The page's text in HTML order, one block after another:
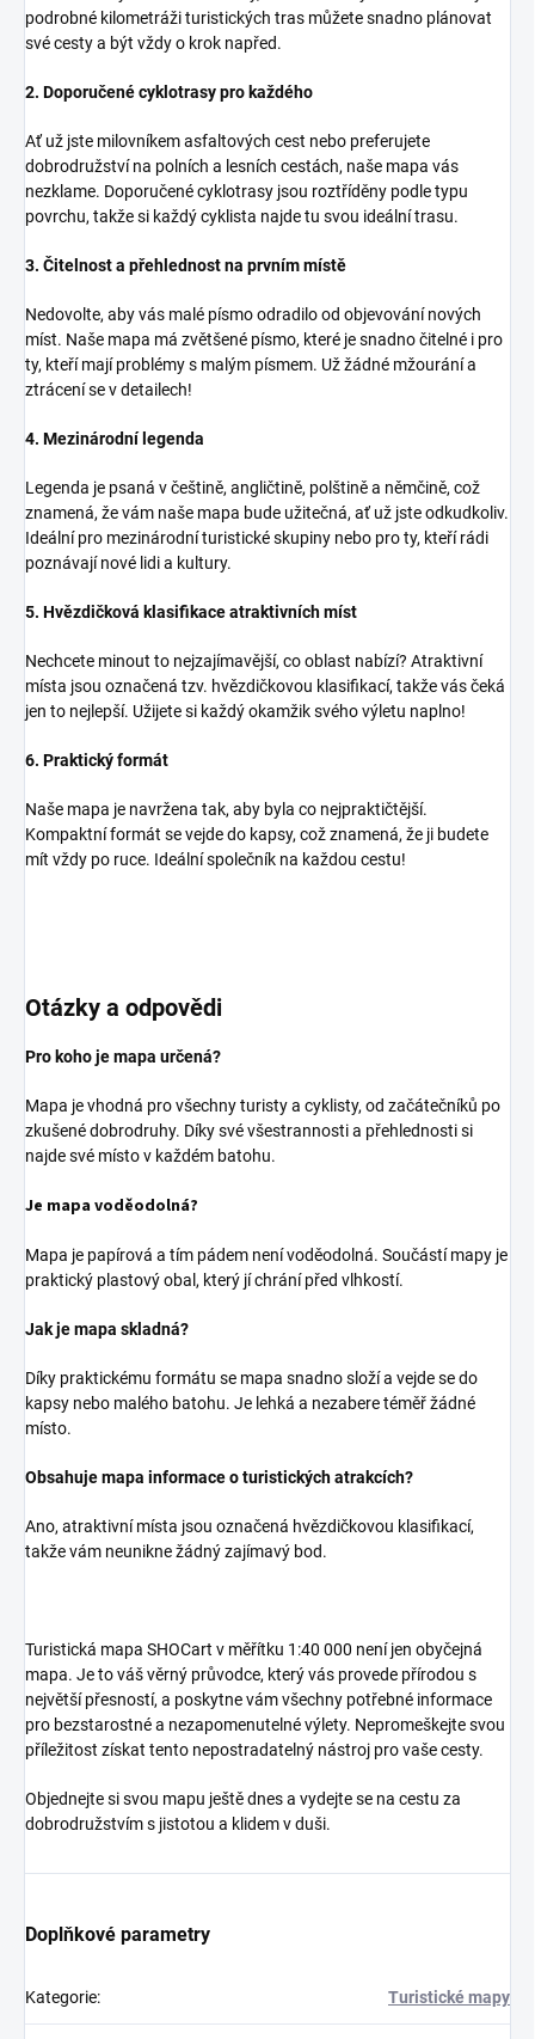
podrobné kilometráži turistických tras můžete snadno plánovat
své cesty a být vždy o krok napřed.
2. Doporučené cyklotrasy pro každého
Ať už jste milovníkem asfaltových cest nebo preferujete
dobrodružství na polních a lesních cestách, naše mapa vás
nezklame. Doporučené cyklotrasy jsou roztříděny podle typu
povrchu, takže si každý cyklista najde tu svou ideální trasu.
3. Čitelnost a přehlednost na prvním místě
Nedovolte, aby vás malé písmo odradilo od objevování nových
míst. Naše mapa má zvětšené písmo, které je snadno čitelné i pro
ty, kteří mají problémy s malým písmem. Už žádné mžourání a
ztrácení se v detailech!
4. Mezinárodní legenda
Legenda je psaná v češtině, angličtině, polštině a němčině, což
znamená, že vám naše mapa bude užitečná, ať už jste odkudkoliv.
Ideální pro mezinárodní turistické skupiny nebo pro ty, kteří rádi
poznávají nové lidi a kultury.
5. Hvězdičková klasifikace atraktivních míst
Nechcete minout to nejzajímavější, co oblast nabízí? Atraktivní
místa jsou označená tzv. hvězdičkovou klasifikací, takže vás čeká
jen to nejlepší. Užijete si každý okamžik svého výletu naplno!
6. Praktický formát
Naše mapa je navržena tak, aby byla co nejpraktičtější.
Kompaktní formát se vejde do kapsy, což znamená, že ji budete
mít vždy po ruce. Ideální společník na každou cestu!
Otázky a odpovědi
Pro koho je mapa určená?
Mapa je vhodná pro všechny turisty a cyklisty, od začátečníků po
zkušené dobrodruhy. Díky své všestrannosti a přehlednosti si
najde své místo v každém batohu.
Je mapa voděodolná?
Mapa je papírová a tím pádem není voděodolná. Součástí mapy je
praktický plastový obal, který jí chrání před vlhkostí.
Jak je mapa skladná?
Díky praktickému formátu se mapa snadno složí a vejde se do
kapsy nebo malého batohu. Je lehká a nezabere téměř žádné
místo.
Obsahuje mapa informace o turistických atrakcích?
Ano, atraktivní místa jsou označená hvězdičkovou klasifikací,
takže vám neunikne žádný zajímavý bod.
Turistická mapa SHOCart v měřítku 1:40 000 není jen obyčejná
mapa. Je to váš věrný průvodce, který vás provede přírodou s
největší přesností, a poskytne vám všechny potřebné informace
pro bezstarostné a nezapomenutelné výlety. Nepromeškejte svou
příležitost získat tento nepostradatelný nástroj pro vaše cesty.
Objednejte si svou mapu ještě dnes a vydejte se na cestu za
dobrodružstvím s jistotou a klidem v duši.
Doplňkové parametry
Kategorie: Turistické mapy